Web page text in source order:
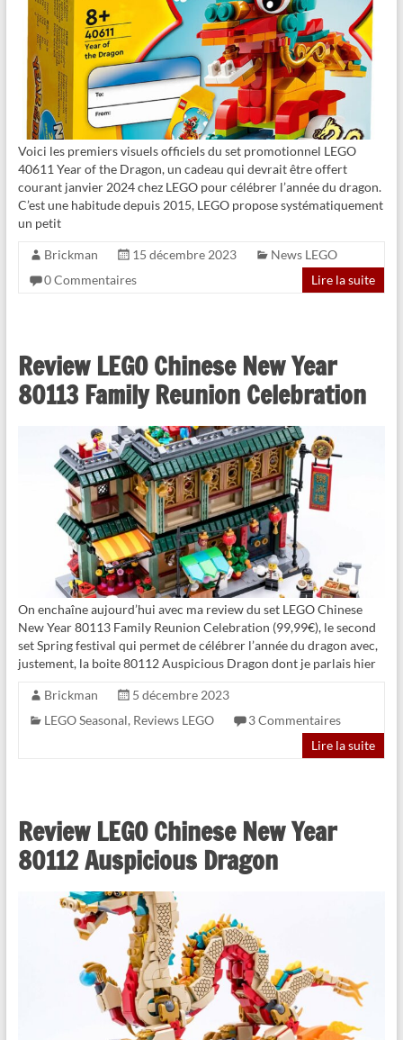
Voici les premiers visuels officiels du set promotionnel LEGO
40611 Year of the Dragon, un cadeau qui devrait être offert
courant janvier 2024 chez LEGO pour célébrer l’année du dragon.
C’est une habitude depuis 2015, LEGO propose systématiquement
un petit
Brickman 15 décembre 2023
News LEGO
0 Commentaires
Lire la suite
Review LEGO Chinese New Year
80113 Family Reunion Celebration
On enchaîne aujourd’hui avec ma review du set LEGO Chinese
New Year 80113 Family Reunion Celebration (99,99€), le second
set Spring festival qui permet de célébrer l’année du dragon avec,
justement, la boite 80112 Auspicious Dragon dont je parlais hier
Brickman
5 décembre 2023
LEGO Seasonal, Reviews LEGO
3 Commentaires
Lire la suite
Review LEGO Chinese New Year
80112 Auspicious Dragon